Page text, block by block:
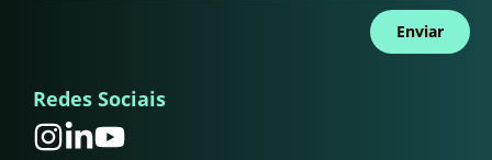
Enviar
Redes Sociais